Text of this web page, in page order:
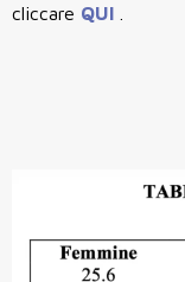
cliccare QUI